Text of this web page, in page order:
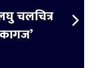
लघु चलचित्र